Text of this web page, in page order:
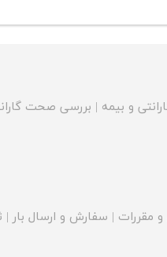
و بیمه | بررسی صحت
و مقررات | سفارش و ارسال بار |